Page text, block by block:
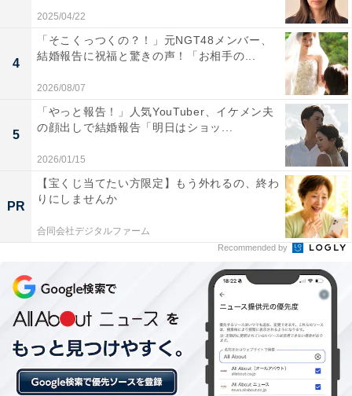
2025/04/22
4
「そこくっつくの？！」元NGT48メンバー、
結婚報告に祝福と驚きの声！「お相手の...
2026/08/07
5
「やっと報告！」人気YouTuber、イケメン夫
の顔出しで結婚報告「明日はショッ...
2026/01/15
PR
【宝くじ当てたい方限定】もう外れるの、終わ
りにしませんか
合同会社デジタルファーム
Recommended by